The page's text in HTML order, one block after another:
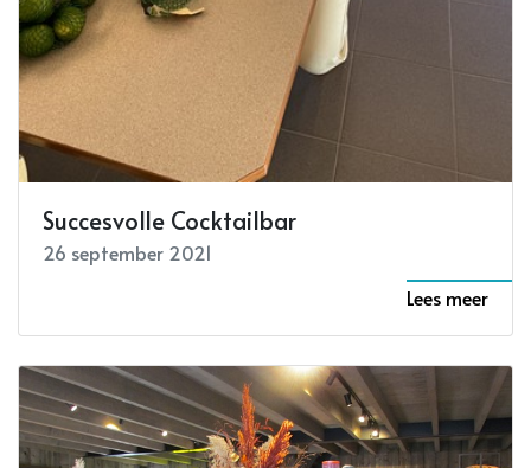
Succesvolle Cocktailbar
26 september 2021
Lees meer